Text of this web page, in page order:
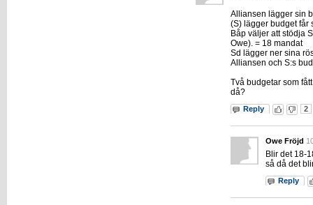
Alliansen lägger sin
(S) lägger budget får
Båp väljer att stödja
Owe). = 18 mandat
Sd lägger ner sina
Alliansen och S:s
Två budgetar som
då?
Reply 2
Owe Fröjd
Blir det 18-
så då det
Reply